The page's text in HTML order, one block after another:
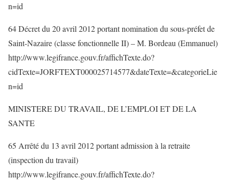
n=id
64 Décret du 20 avril 2012 portant nomination du sous-préfet de
Saint-Nazaire (classe fonctionnelle II) – M. Bordeau (Emmanuel)
http://www.legifrance.gouv.fr/affichTexte.do?
cidTexte=JORFTEXT000025714577&dateTexte=&categorieLie
n=id
MINISTERE DU TRAVAIL, DE L’EMPLOI ET DE LA
SANTE
65 Arrêté du 13 avril 2012 portant admission à la retraite
(inspection du travail)
http://www.legifrance.gouv.fr/affichTexte.do?